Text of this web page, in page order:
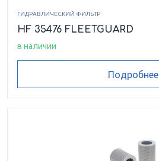
ГИДРАВЛИЧЕСКИЙ ФИЛЬТР
HF 35476 FLEETGUARD
в наличии
Подробнее